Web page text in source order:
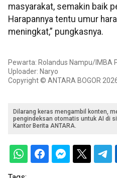
masyarakat, semakin baik
Harapannya tentu umur
meningkat,” pungkasnya.
Pewarta: Rolandus Nampu/IMBA
Uploader: Naryo
Copyright © ANTARA BOGOR
Dilarang keras mengambil konten,
pengindeksan otomatis untuk AI di
Kantor Berita ANTARA.